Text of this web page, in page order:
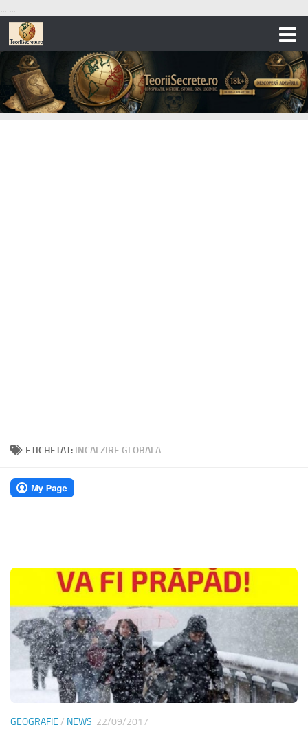
... ...
Skip to content
ETICHETAT: INCALZIRE GLOBALA
GEOGRAFIE / NEWS 22/09/2017